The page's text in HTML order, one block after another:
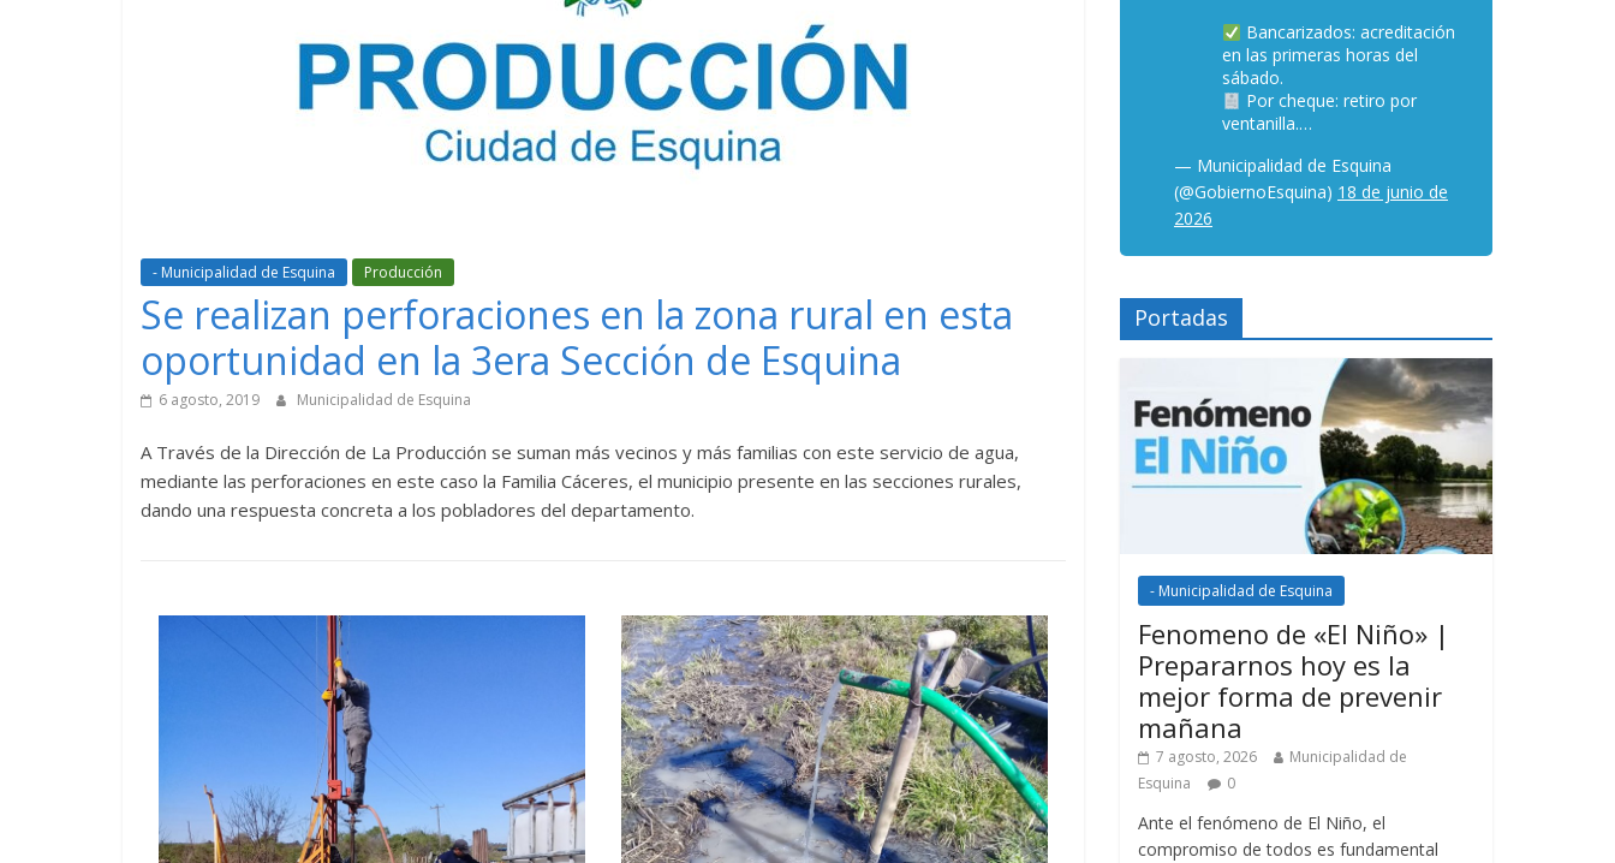
- Municipalidad de Esquina Producción
Se realizan perforaciones en la zona rural en esta
oportunidad en la 3era Sección de Esquina
6 agosto, 2019 Municipalidad de Esquina
A Través de la Dirección de La Producción se suman más vecinos y más familias con este servicio de agua,
mediante las perforaciones en este caso la Familia Cáceres, el municipio presente en las secciones rurales,
dando una respuesta concreta a los pobladores del departamento.
Bancarizados: acreditación
en las primeras horas del
sábado.
Por cheque: retiro por
ventanilla.…
— Municipalidad de Esquina
(@GobiernoEsquina) 18 de junio de
2026
Portadas
- Municipalidad de Esquina
Fenomeno de «El Niño» |
Prepararnos hoy es la
mejor forma de prevenir
mañana
7 agosto, 2026
Municipalidad de
Esquina
0
Ante el fenómeno de El Niño, el
compromiso de todos es fundamental